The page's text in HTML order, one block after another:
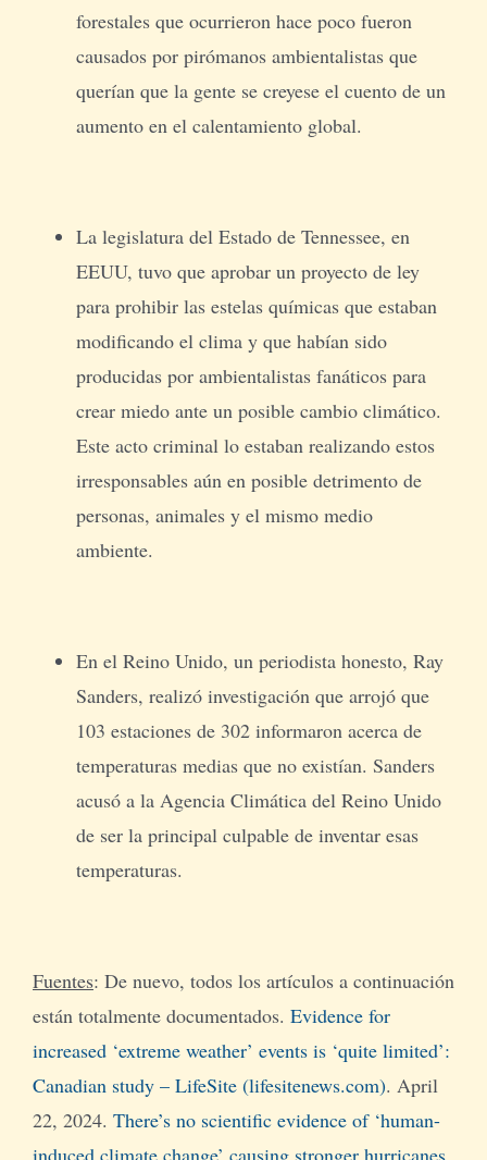
forestales que ocurrieron hace poco fueron
causados por pirómanos ambientalistas que
querían que la gente se creyese el cuento de un
aumento en el calentamiento global.
La legislatura del Estado de Tennessee, en
EEUU, tuvo que aprobar un proyecto de ley
para prohibir las estelas químicas que estaban
modificando el clima y que habían sido
producidas por ambientalistas fanáticos para
crear miedo ante un posible cambio climático.
Este acto criminal lo estaban realizando estos
irresponsables aún en posible detrimento de
personas, animales y el mismo medio
ambiente.
En el Reino Unido, un periodista honesto, Ray
Sanders, realizó investigación que arrojó que
103 estaciones de 302 informaron acerca de
temperaturas medias que no existían. Sanders
acusó a la Agencia Climática del Reino Unido
de ser la principal culpable de inventar esas
temperaturas.
Fuentes: De nuevo, todos los artículos a continuación
están totalmente documentados. Evidence for
increased ‘extreme weather’ events is ‘quite limited’:
Canadian study – LifeSite (lifesitenews.com). April
22, 2024. There’s no scientific evidence of ‘human-
induced climate change’ causing stronger hurricanes